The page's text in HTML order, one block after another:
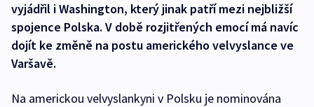
vyjádřil i Washington, který jinak patří mezi nejbližší
spojence Polska. V době rozjitřených emocí má navíc
dojít ke změně na postu amerického velvyslance ve
Varšavě.
Na americkou velvyslankyni v Polsku je nominována